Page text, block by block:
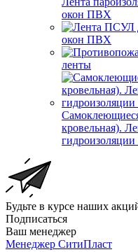
окон ПВХ
окон ПВХ
ленты
кровельная).
гидроизоляции
Будьте в курсе наших
Подписаться
Ваш менеджер
Менеджер СитиПласт